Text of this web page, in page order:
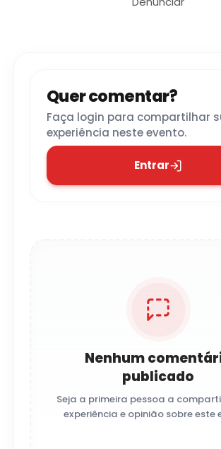
Quer comentar?
Faça login para compartilhar
experiência neste evento.
Entrar
Nenhum
publicado
Seja a primeira pessoa a
experiência e opinião sobre este